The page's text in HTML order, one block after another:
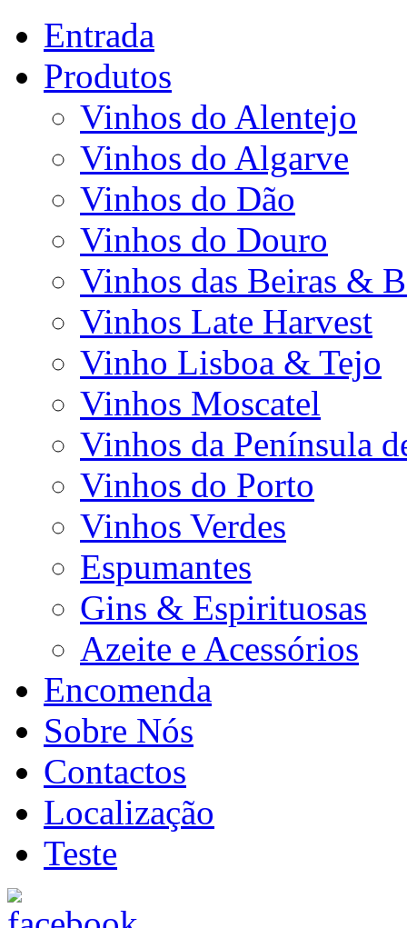
Entrada
Produtos
Vinhos do Alentejo
Vinhos do Algarve
Vinhos do Dão
Vinhos do Douro
Vinhos das Beiras &
Vinhos Late Harvest
Vinho Lisboa & Tejo
Vinhos Moscatel
Vinhos da Península
Vinhos do Porto
Vinhos Verdes
Espumantes
Gins & Espirituosas
Azeite e Acessórios
Encomenda
Sobre Nós
Contactos
Localização
Teste